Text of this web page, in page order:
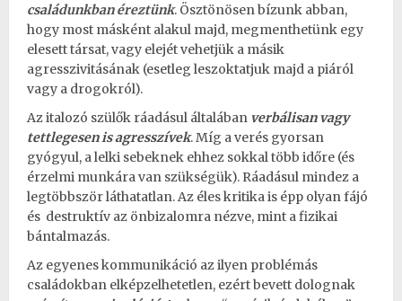
családunkban éreztünk. Ösztönösen bízunk abban,
hogy most másként alakul majd, megmenthetünk egy
elesett társat, vagy elejét vehetjük a másik
agresszivitásának (esetleg leszoktatjuk majd a piáról
vagy a drogokról).
Az italozó szülők ráadásul általában verbálisan vagy
tettlegesen is agresszívek. Míg a verés gyorsan
gyógyul, a lelki sebeknek ehhez sokkal több időre (és
érzelmi munkára van szükségük). Ráadásul mindez a
legtöbbször láthatatlan. Az éles kritika is épp olyan fájó
és destruktív az önbizalomra nézve, mint a fizikai
bántalmazás.
Az egyenes kommunikáció az ilyen problémás
családokban elképzelhetetlen, ezért bevett dolognak